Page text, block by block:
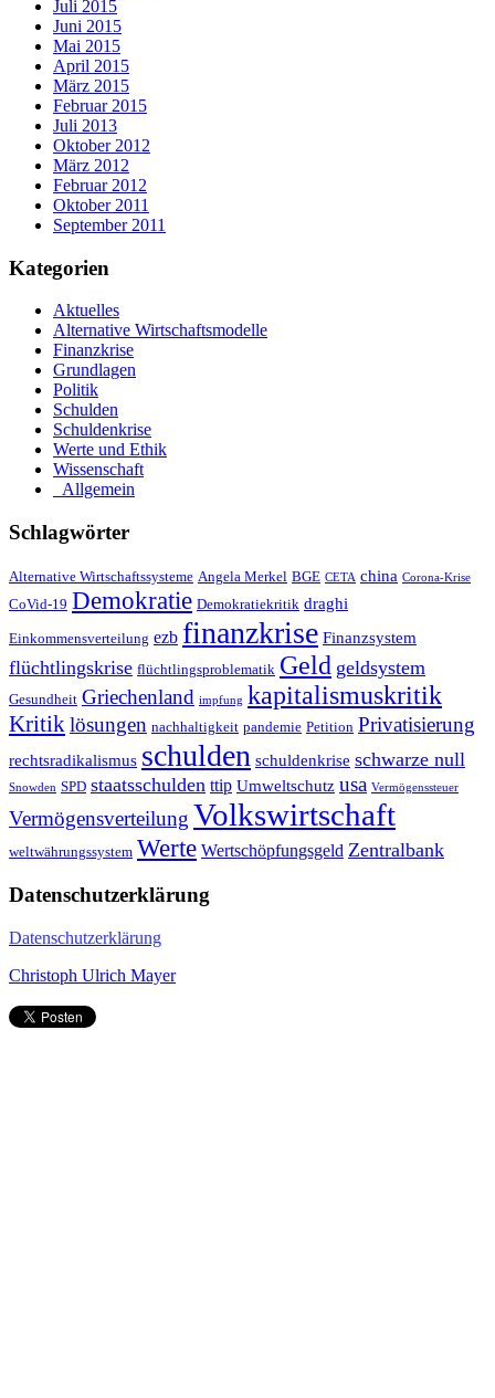
Juli 2015
Juni 2015
Mai 2015
April 2015
März 2015
Februar 2015
Juli 2013
Oktober 2012
März 2012
Februar 2012
Oktober 2011
September 2011
Kategorien
Aktuelles
Alternative Wirtschaftsmodelle
Finanzkrise
Grundlagen
Politik
Schulden
Schuldenkrise
Werte und Ethik
Wissenschaft
_Allgemein
Schlagwörter
Alternative Wirtschaftssysteme Angela Merkel BGE CETA china Corona-Krise
CoVid-19 Demokratie Demokratiekritik draghi
Einkommensverteilung ezb finanzkrise Finanzsystem
flüchtlingskrise flüchtlingsproblematik Geld geldsystem
Gesundheit Griechenland impfung kapitalismuskritik
Kritik lösungen nachhaltigkeit pandemie Petition Privatisierung
rechtsradikalismus schulden schuldenkrise schwarze null
Snowden SPD staatsschulden ttip Umweltschutz usa Vermögenssteuer
Vermögensverteilung Volkswirtschaft
weltwährungssystem Werte Wertschöpfungsgeld Zentralbank
Datenschutzerklärung
Datenschutzerklärung
Christoph Ulrich Mayer